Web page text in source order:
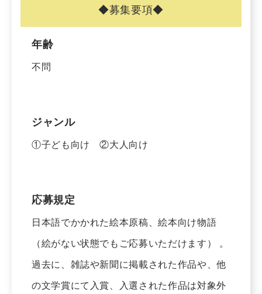
◆募集要項◆
年齢
不問
ジャンル
①子ども向け ②大人向け
応募規定
日本語でかかれた絵本原稿、絵本向け物語
（絵がない状態でもご応募いただけます） 。
過去に、雑誌や新聞に掲載された作品や、他
の文学賞にて入賞、入選された作品は対象外